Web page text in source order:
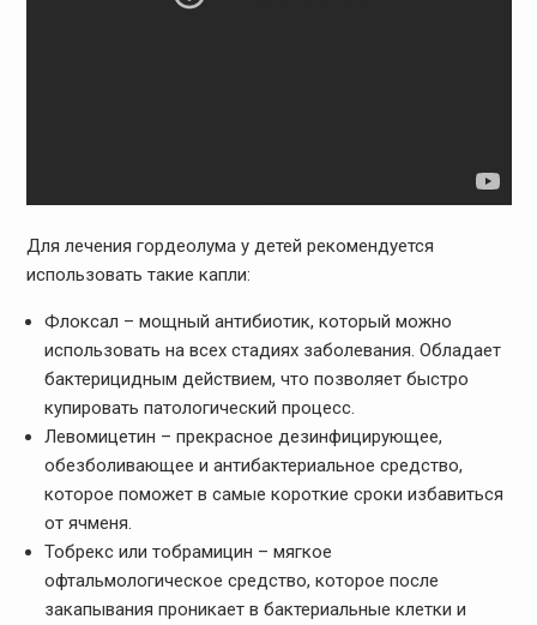
Для лечения гордеолума у детей рекомендуется
использовать такие капли:
Флоксал – мощный антибиотик, который можно
использовать на всех стадиях заболевания. Обладает
бактерицидным действием, что позволяет быстро
купировать патологический процесс.
Левомицетин – прекрасное дезинфицирующее,
обезболивающее и антибактериальное средство,
которое поможет в самые короткие сроки избавиться
от ячменя.
Тобрекс или тобрамицин – мягкое
офтальмологическое средство, которое после
закапывания проникает в бактериальные клетки и